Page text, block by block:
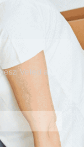
Veled a